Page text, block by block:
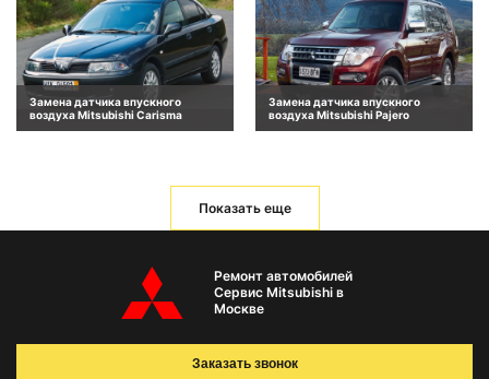
Замена датчика впускного
воздуха Mitsubishi Carisma
Замена датчика впускного
воздуха Mitsubishi Pajero
Показать еще
Ремонт автомобилей
Сервис Mitsubishi в
Москве
Заказать звонок